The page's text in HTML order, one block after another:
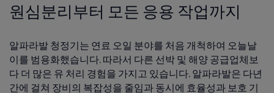
원심분리부터 모든 응용 작업까지
알파라발 청정기는 연료 오일 분야를 처음 개척하여 오늘날
이를 범용화했습니다. 따라서 다른 선박 및 해양 공급업체보
다 더 많은 유 처리 경험을 가지고 있습니다. 알파라발은 다년
간에 걸쳐 장비의 복잡성을 줄임과 동시에 효율성과 보호 기